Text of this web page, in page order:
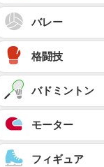
バレー
格闘技
バドミントン
モーター
フィギュア